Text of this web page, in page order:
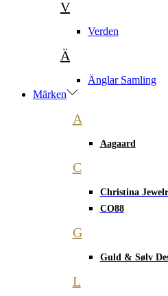
V
Verden
Ä
Änglar Samling
Märken
A
Aagaard
C
Christina
CO88
G
Guld & Sølv
L